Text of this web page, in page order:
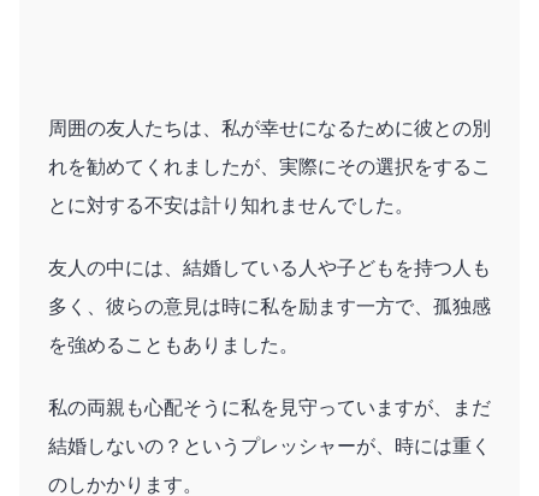
周囲の友人たちは、私が幸せになるために彼との別
れを勧めてくれましたが、実際にその選択をするこ
とに対する不安は計り知れませんでした。
友人の中には、結婚している人や子どもを持つ人も
多く、彼らの意見は時に私を励ます一方で、孤独感
を強めることもありました。
私の両親も心配そうに私を見守っていますが、まだ
結婚しないの？というプレッシャーが、時には重く
のしかかります。